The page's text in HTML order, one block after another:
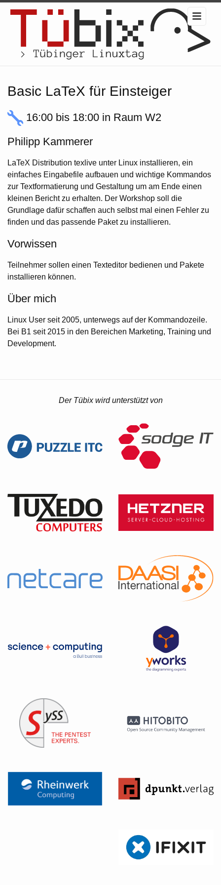
Basic LaTeX für Einsteiger
16:00 bis 18:00 in Raum W2
Philipp Kammerer
LaTeX Distribution texlive unter Linux installieren, ein
einfaches Eingabefile aufbauen und wichtige Kommandos
zur Textformatierung und Gestaltung um am Ende einen
kleinen Bericht zu erhalten. Der Workshop soll die
Grundlage dafür schaffen auch selbst mal einen Fehler zu
finden und das passende Paket zu installieren.
Vorwissen
Teilnehmer sollen einen Texteditor bedienen und Pakete
installieren können.
Über mich
Linux User seit 2005, unterwegs auf der Kommandozeile.
Bei B1 seit 2015 in den Bereichen Marketing, Training und
Development.
Der Tübix wird unterstützt von